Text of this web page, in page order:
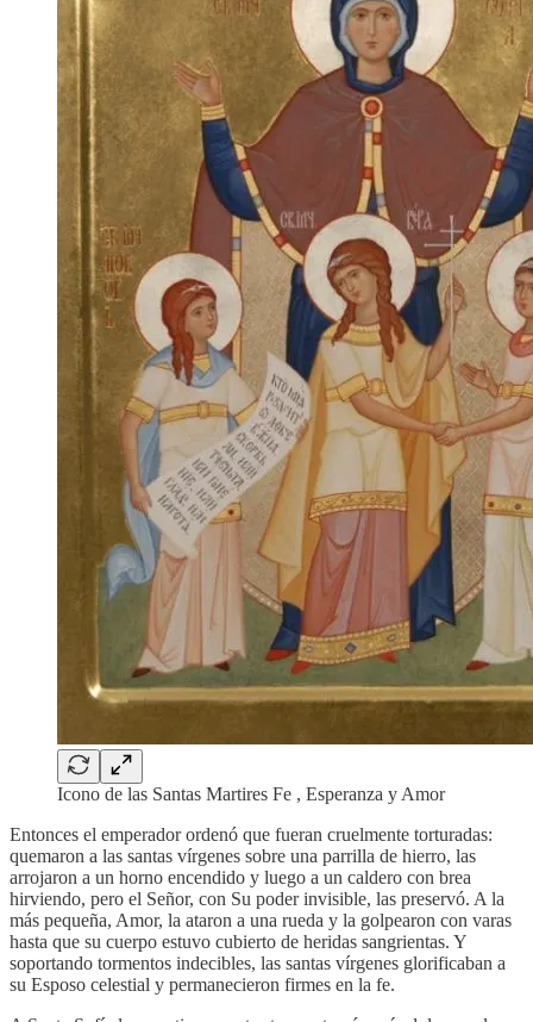
Icono de las Santas Martires Fe , Esperanza y Amor
Entonces el emperador ordenó que fueran cruelmente torturadas:
quemaron a las santas vírgenes sobre una parrilla de hierro, las
arrojaron a un horno encendido y luego a un caldero con brea
hirviendo, pero el Señor, con Su poder invisible, las preservó. A la
más pequeña, Amor, la ataron a una rueda y la golpearon con varas
hasta que su cuerpo estuvo cubierto de heridas sangrientas. Y
soportando tormentos indecibles, las santas vírgenes glorificaban a
su Esposo celestial y permanecieron firmes en la fe.